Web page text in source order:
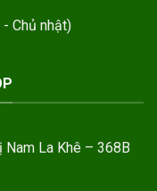
Chủ nhật)
La Khê – 368B